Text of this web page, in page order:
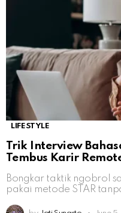
LIFESTYLE
Trik Interview
Tembus Karir
Bongkar taktik ngobrol
pakai metode STAR